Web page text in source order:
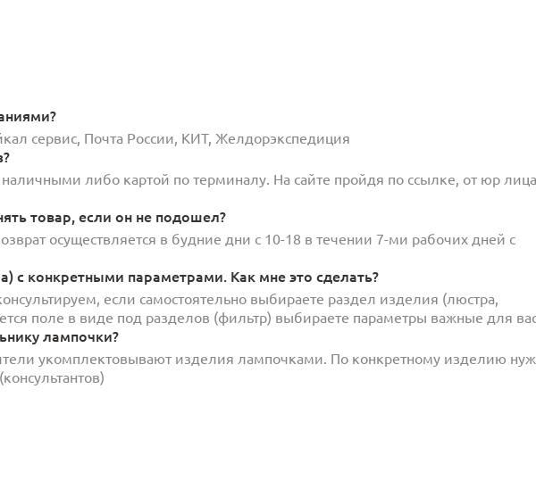
сервис, Почта России, КИТ, Желдорэкспедиция
либо картой по терминалу. На сайте пройдя по ссылке, от юр
товар, если он не подошел?
осуществляется в будние дни с 10-18 в течении 7-ми рабочих дней с
с конкретными параметрами. Как мне это сделать?
если самостоятельно выбираете раздел изделия (люстра,
поле в виде под разделов (фильтр) выбираете параметры важные для
лампочки?
укомплектовывают изделия лампочками. По конкретному изделию